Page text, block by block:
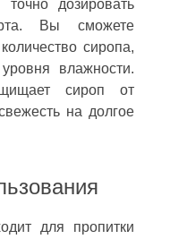
дозировать
Вы сможете
сиропа,
влажности.
сироп от
на долгое
для пропитки